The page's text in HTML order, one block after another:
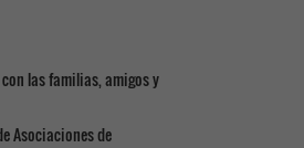
las familias, amigos y
Asociaciones de